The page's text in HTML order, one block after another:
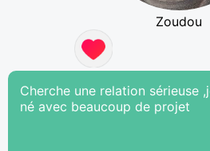
Zoudou
Cherche une relation sérieuse
né avec beaucoup de projet